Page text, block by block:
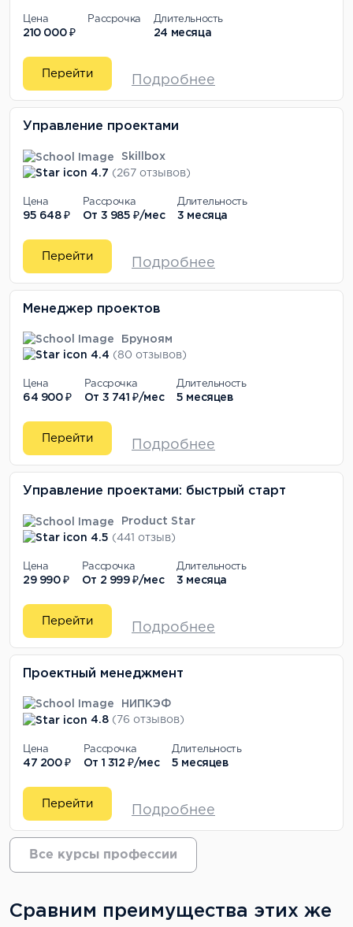
Цена
210 000 ₽
Рассрочка Длительность
24 месяца
Перейти
Подробнее
Управление проектами
Skillbox
4.7 (267 отзывов)
Цена
95 648 ₽
Рассрочка
От 3 985 ₽/мес
Длительность
3 месяца
Перейти
Подробнее
Менеджер проектов
Бруноям
4.4 (80 отзывов)
Цена
64 900 ₽
Рассрочка
От 3 741 ₽/мес
Длительность
5 месяцев
Перейти
Подробнее
Управление проектами: быстрый старт
Product Star
4.5 (441 отзыв)
Цена
29 990 ₽
Рассрочка
От 2 999 ₽/мес
Длительность
3 месяца
Перейти
Подробнее
Проектный менеджмент
НИПКЭФ
4.8 (76 отзывов)
Цена
47 200 ₽
Рассрочка
От 1 312 ₽/мес
Длительность
5 месяцев
Перейти
Подробнее
Все курсы профессии
Сравним преимущества этих же